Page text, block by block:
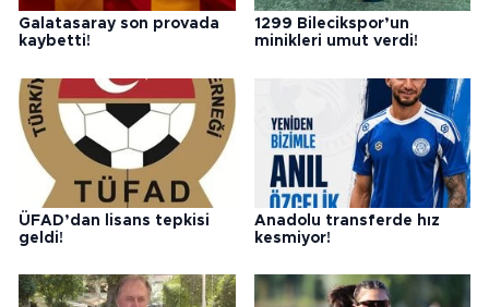
Galatasaray son provada
kaybetti!
1299 Bilecikspor’un
minikleri umut verdi!
ÜFAD’dan lisans tepkisi
geldi!
Anadolu transferde hız
kesmiyor!